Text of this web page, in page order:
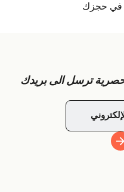
في حجزك
ترسل الى بريدك